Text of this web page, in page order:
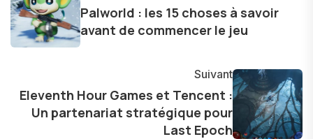
d'une curiosité insatiable, j'aime dévoiler les
dernières tendances et innovations, partageant
avec enthousiasme mes découvertes avec la
l'exploration constante des frontières de la
technologie me permet de présenter aux
lecteurs un aperçu captivant de ce que le futur
Palworld : les 15 choses à savoir
avant de commencer le jeu
Suivant
Eleventh Hour Games et Tencent :
Un partenariat stratégique pour
Last Epoch